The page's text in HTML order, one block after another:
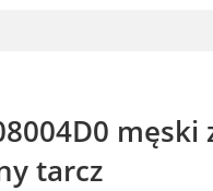
tarcz